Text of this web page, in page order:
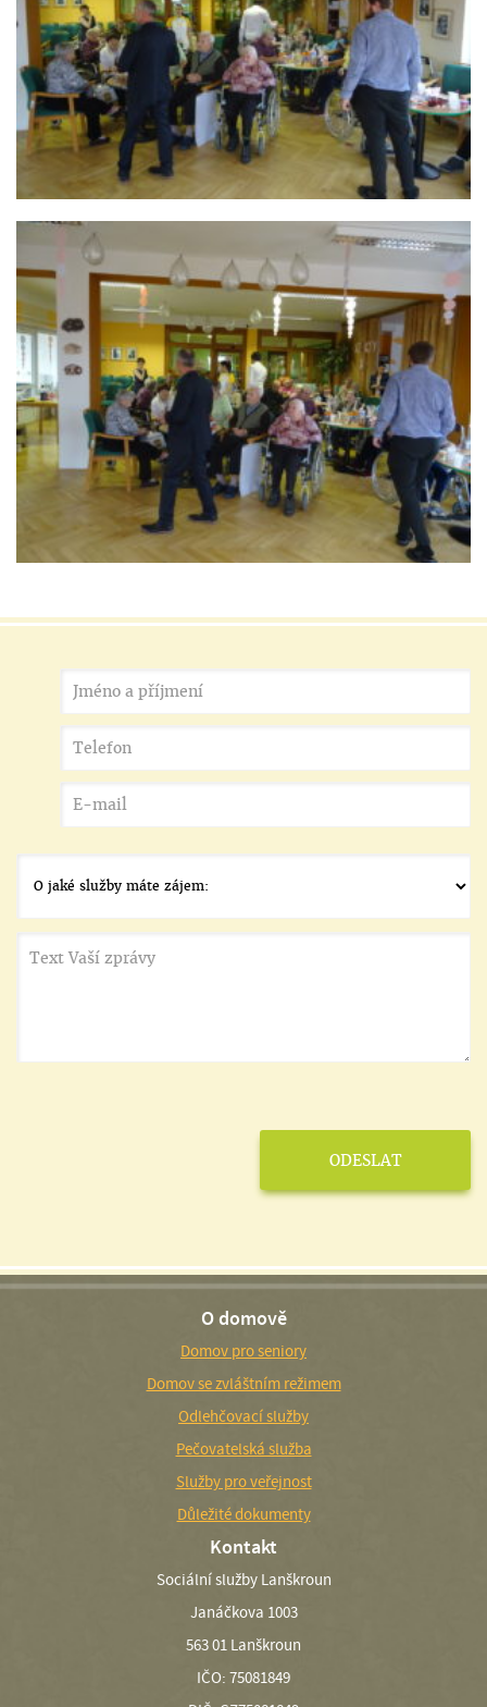
O domově
Domov pro seniory
Domov se zvláštním režimem
Odlehčovací služby
Pečovatelská služba
Služby pro veřejnost
Důležité dokumenty
Kontakt
Sociální služby Lanškroun
Janáčkova 1003
563 01 Lanškroun
IČO: 75081849